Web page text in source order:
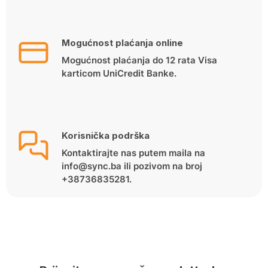
Mogućnost plaćanja online
Mogućnost plaćanja do 12 rata Visa
karticom UniCredit Banke.
Korisnička podrška
Kontaktirajte nas putem maila na
info@sync.ba ili pozivom na broj
+38736835281.